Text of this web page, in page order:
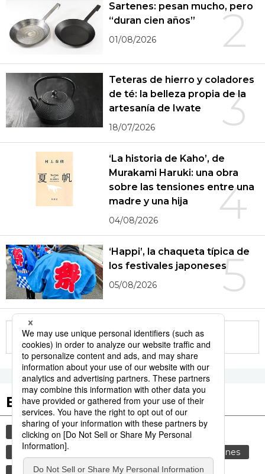
2
Sartenes: pesan mucho, pero
“duran cien años”
01/08/2026
3
Teteras de hierro y coladores
de té: la belleza propia de la
artesanía de Iwate
18/07/2026
4
‘La historia de Kaho’, de
Murakami Haruki: una obra
sobre las tensiones entre una
madre y una hija
04/08/2026
5
‘Happi’, la chaqueta típica de
los festivales japoneses
05/08/2026
More in this series
Etiquetas destacadas
cultura gastronomía comida
vida
sociedad
tradiciones